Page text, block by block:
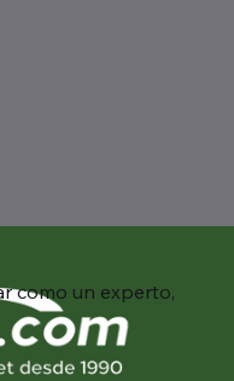
como un experto,